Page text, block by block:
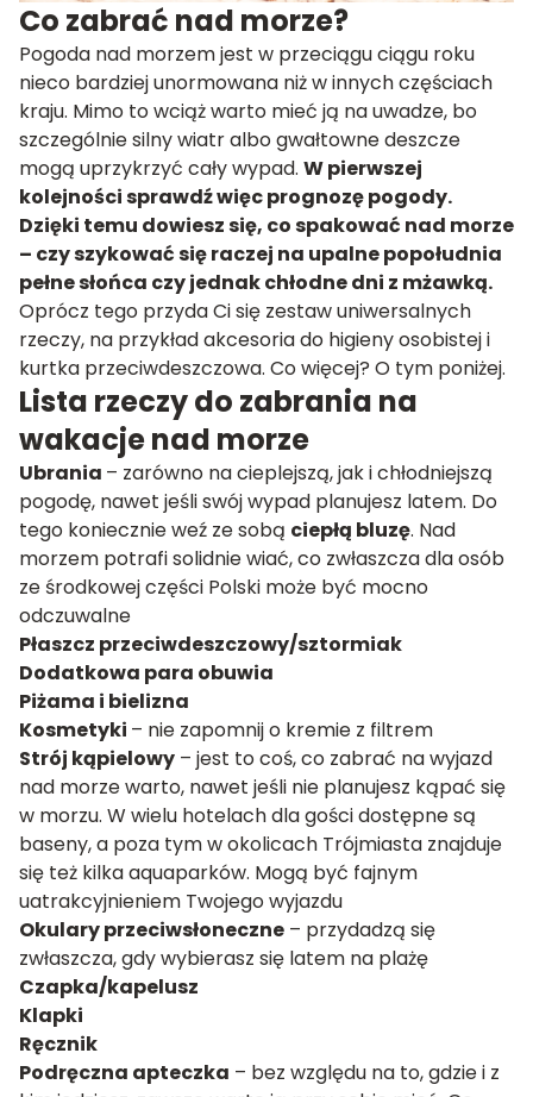
Co zabrać nad morze?
Pogoda nad morzem jest w przeciągu ciągu roku
nieco bardziej unormowana niż w innych częściach
kraju. Mimo to wciąż warto mieć ją na uwadze, bo
szczególnie silny wiatr albo gwałtowne deszcze
mogą uprzykrzyć cały wypad. W pierwszej
kolejności sprawdź więc prognozę pogody.
Dzięki temu dowiesz się, co spakować nad morze
– czy szykować się raczej na upalne popołudnia
pełne słońca czy jednak chłodne dni z mżawką.
Oprócz tego przyda Ci się zestaw uniwersalnych
rzeczy, na przykład akcesoria do higieny osobistej i
kurtka przeciwdeszczowa. Co więcej? O tym poniżej.
Lista rzeczy do zabrania na
wakacje nad morze
Ubrania – zarówno na cieplejszą, jak i chłodniejszą
pogodę, nawet jeśli swój wypad planujesz latem. Do
tego koniecznie weź ze sobą ciepłą bluzę. Nad
morzem potrafi solidnie wiać, co zwłaszcza dla osób
ze środkowej części Polski może być mocno
odczuwalne
Płaszcz przeciwdeszczowy/sztormiak
Dodatkowa para obuwia
Piżama i bielizna
Kosmetyki – nie zapomnij o kremie z filtrem
Strój kąpielowy – jest to coś, co zabrać na wyjazd
nad morze warto, nawet jeśli nie planujesz kąpać się
w morzu. W wielu hotelach dla gości dostępne są
baseny, a poza tym w okolicach Trójmiasta znajduje
się też kilka aquaparków. Mogą być fajnym
uatrakcyjnieniem Twojego wyjazdu
Okulary przeciwsłoneczne – przydadzą się
zwłaszcza, gdy wybierasz się latem na plażę
Czapka/kapelusz
Klapki
Ręcznik
Podręczna apteczka – bez względu na to, gdzie i z